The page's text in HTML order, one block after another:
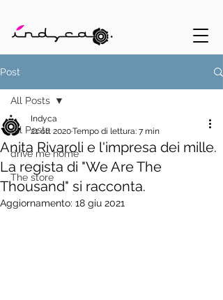
Post
All Posts
drive me home
The store
All Posts
Anita Rivaroli e l'impresa dei mille.
La regista di "We Are The
Thousand" si racconta.
Indyca
21 ott 2020Tempo di lettura: 7 min
Aggiornamento: 18 giu 2021